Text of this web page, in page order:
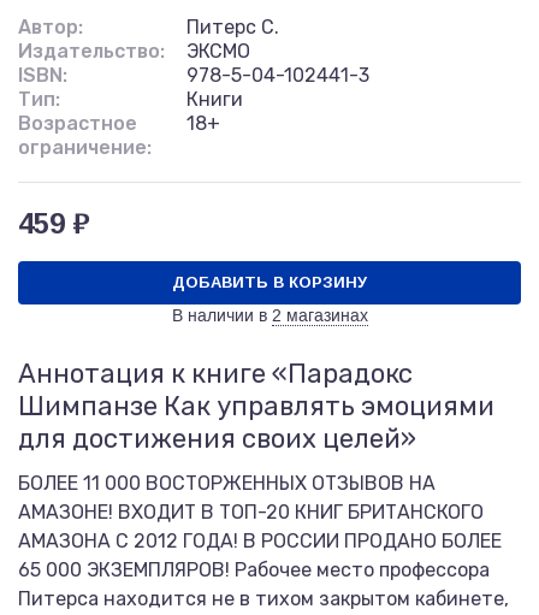
Автор:
Питерс С.
Издательство:
ЭКСМО
ISBN:
978-5-04-102441-3
Тип:
Книги
Возрастное
ограничение:
18+
459 ₽
ДОБАВИТЬ В КОРЗИНУ
В наличии в 2 магазинах
Аннотация к книге «Парадокс
Шимпанзе Как управлять эмоциями
для достижения своих целей»
БОЛЕЕ 11 000 ВОСТОРЖЕННЫХ ОТЗЫВОВ НА
АМАЗОНЕ! ВХОДИТ В ТОП-20 КНИГ БРИТАНСКОГО
АМАЗОНА С 2012 ГОДА! В РОССИИ ПРОДАНО БОЛЕЕ
65 000 ЭКЗЕМПЛЯРОВ! Рабочее место профессора
Питерса находится не в тихом закрытом кабинете,